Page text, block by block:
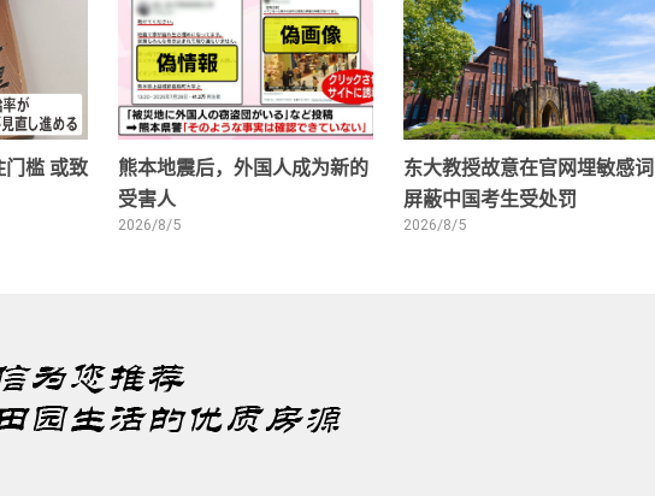
槛 或致
熊本地震后，外国人成为新的
受害人
2026/8/5
东大教授故意在官网埋敏感词
屏蔽中国考生受处罚
2026/8/5